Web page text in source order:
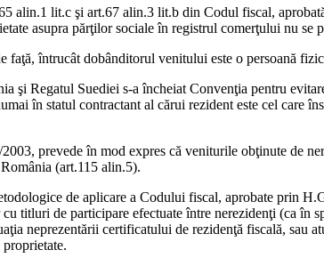
alin.1 lit.c şi art.67 alin.3 lit.b din Codul fiscal,
asupra părţilor sociale în registrul comerţului nu
faţă, întrucât dobânditorul venitului este o persoană
şi Regatul Suediei s-a încheiat Convenţia pentru
în statul contractant al cărui rezident este cel care
prevede în mod expres că veniturile obţinute de
(art.115 alin.5).
de aplicare a Codului fiscal, aprobate prin
titluri de participare efectuate între nerezidenţi (ca
neprezentării certificatului de rezidenţă fiscală, sau